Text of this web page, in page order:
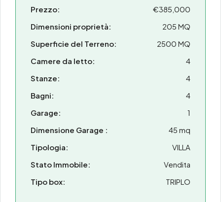
Prezzo:
€385,000
Dimensioni proprietà:
205 MQ
Superficie del Terreno:
2500 MQ
Camere da letto:
4
Stanze:
4
Bagni:
4
Garage:
1
Dimensione Garage :
45 mq
Tipologia:
VILLA
Stato Immobile:
Vendita
Tipo box:
TRIPLO